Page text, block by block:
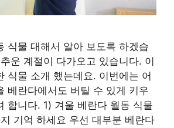
식물 대해서 알아 보도록 하겠습
운 계절이 다가오고 있습니다. 이
식물 소개 했는데요. 이번에는 어
베란다에서도 버틸 수 있게 키우
합니다. 1) 겨울 베란다 월동 식물
기억 하세요 우선 대부분 베란다